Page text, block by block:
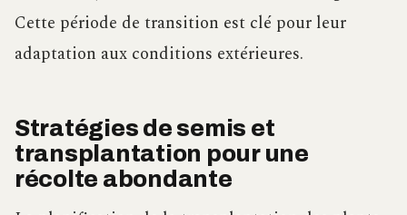
Cette période de transition est clé pour leur
adaptation aux conditions extérieures.
Stratégies de semis et
transplantation pour une
récolte abondante